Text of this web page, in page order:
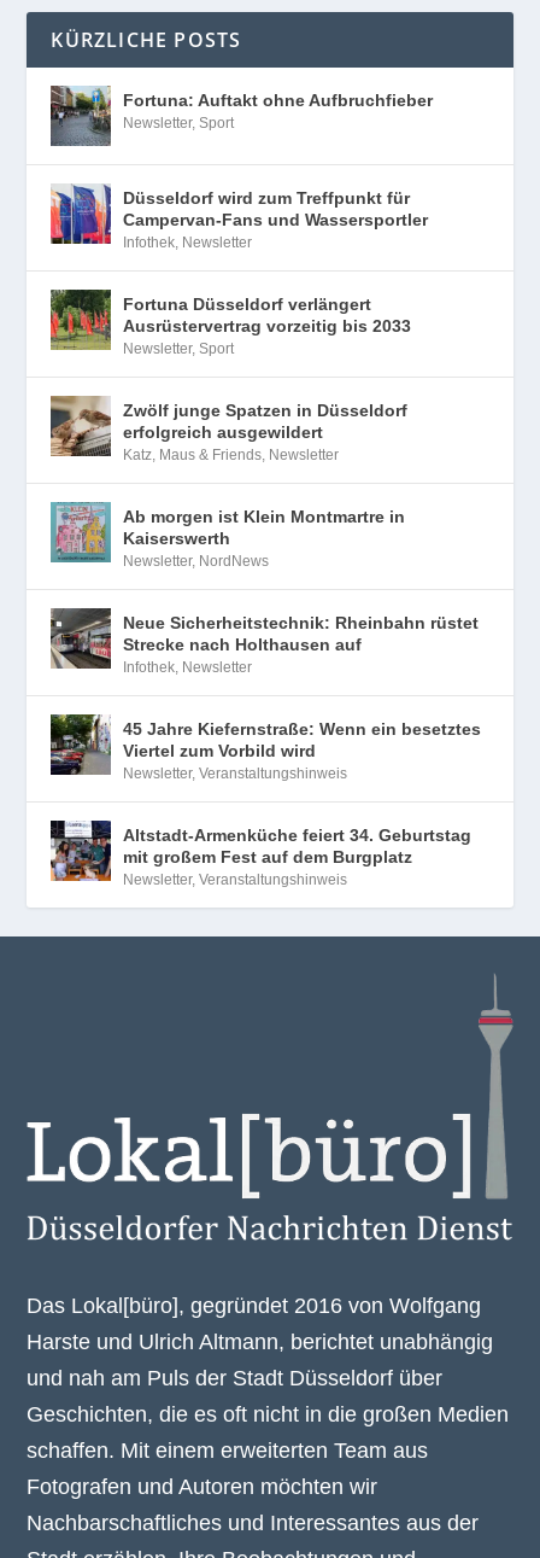
KÜRZLICHE POSTS
Fortuna: Auftakt ohne Aufbruchfieber
Newsletter,Sport
Düsseldorf wird zum Treffpunkt für
Campervan-Fans und Wassersportler
Infothek Newsletter
Fortuna Düsseldorf verlängert
Ausrüstervertrag vorzeitig bis 2033
Newsletter,Sport
Zwölf junge Spatzen in Düsseldorf
erfolgreich ausgewildert
Katz, Maus & Friends Newsletter
Ab morgen ist Klein Montmartre in
Kaiserswerth
Newsletter, NordNews
Neue Sicherheitstechnik: Rheinbahn rüstet
Strecke nach Holthausen auf
Infothek Newsletter
45 Jahre Kiefernstraße: Wenn ein besetztes
Viertel zum Vorbild wird
Newsletter,Veranstaltungshinweis
Altstadt-Armenküche feiert 34. Geburtstag
mit großem Fest auf dem Burgplatz
Newsletter,Veranstaltungshinweis
Das Lokal[büro], gegründet 2016 von Wolfgang
Harste und Ulrich Altmann, berichtet unabhängig
und nah am Puls der Stadt Düsseldorf über
Geschichten, die es oft nicht in die großen Medien
schaffen. Mit einem erweiterten Team aus
Fotografen und Autoren möchten wir
Nachbarschaftliches und Interessantes aus der